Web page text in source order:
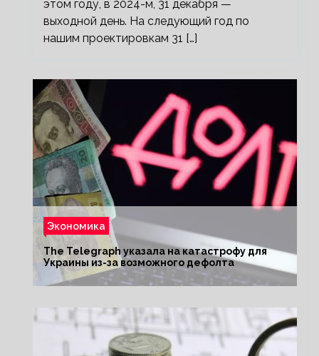
этом году, в 2024-м, 31 декабря —
выходной день. На следующий год по
нашим проектировкам 31 […]
Экономика
The Telegraph указала на катастрофу для
Украины из-за возможного дефолта